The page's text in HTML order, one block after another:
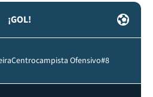
¡GOL!
Centrocampista Ofensivo#8